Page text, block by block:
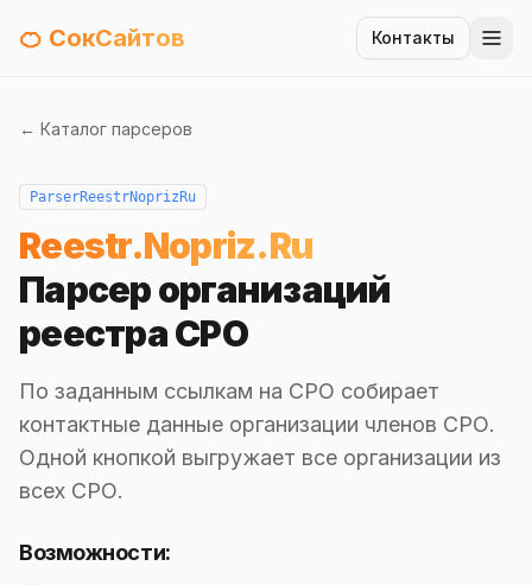
🍊 СокСайтов Контакты
← Каталог парсеров
ParserReestrNoprizRu
Reestr.Nopriz.Ru
Парсер организаций
реестра СРО
По заданным ссылкам на СРО собирает
контактные данные организации членов СРО.
Одной кнопкой выгружает все организации из
всех СРО.
Возможности: